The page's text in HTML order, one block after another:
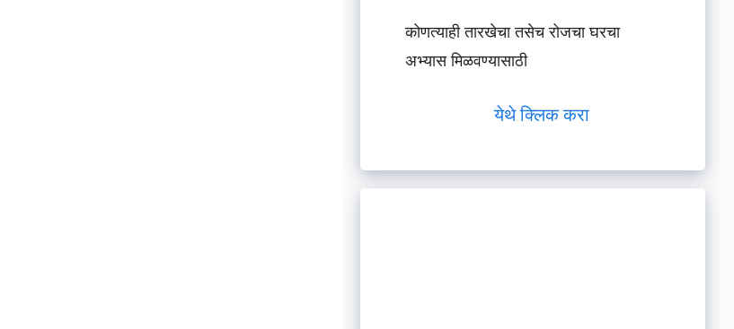
कोणत्याही तारखेचा तसेच रोजचा घरचा
अभ्यास मिळवण्यासाठी
येथे क्लिक करा